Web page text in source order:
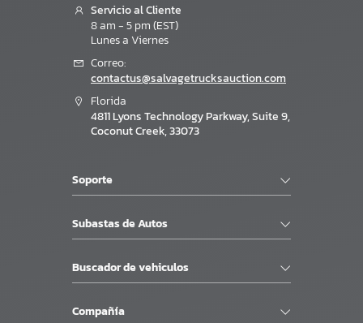
Servicio al Cliente
8 am - 5 pm (EST)
Lunes a Viernes
Correo:
contactus@salvagetrucksauction.com
Florida
4811 Lyons Technology Parkway, Suite 9,
Coconut Creek, 33073
Soporte
Subastas de Autos
Buscador de vehiculos
Compañía